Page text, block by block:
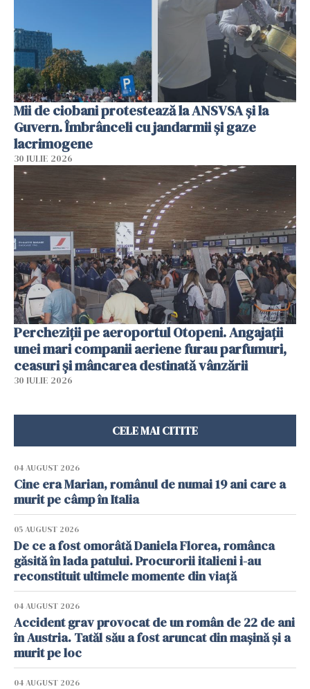
Mii de ciobani protestează la ANSVSA și la
Guvern. Îmbrânceli cu jandarmii și gaze
lacrimogene
30 IULIE 2026
Percheziții pe aeroportul Otopeni. Angajații
unei mari companii aeriene furau parfumuri,
ceasuri și mâncarea destinată vânzării
30 IULIE 2026
CELE MAI CITITE
04 AUGUST 2026
Cine era Marian, românul de numai 19 ani care a
murit pe câmp în Italia
05 AUGUST 2026
De ce a fost omorâtă Daniela Florea, românca
găsită în lada patului. Procurorii italieni i-au
reconstituit ultimele momente din viață
04 AUGUST 2026
Accident grav provocat de un român de 22 de ani
în Austria. Tatăl său a fost aruncat din mașină și a
murit pe loc
04 AUGUST 2026